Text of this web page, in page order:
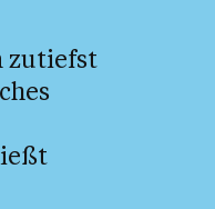
zutiefst